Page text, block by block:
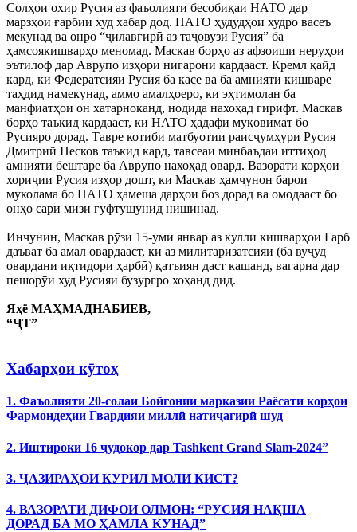
Солҳои охир Русия аз фаъолияти бесобиқаи НАТО дар
марзҳои ғарбии худ хабар дод. НАТО ҳудудҳои худро васеъ
мекунад ва онро “ҷилавгирӣ аз таҷовузи Русия” ба
ҳамсоякишварҳо меномад. Маскав борҳо аз афзоиши неруҳои
эътилоф дар Аврупо изҳори нигаронӣ кардааст. Кремл қайд
кард, ки Федератсияи Русия ба касе ва ба амнияти кишваре
таҳдид намекунад, аммо амалҳоеро, ки эҳтимолан ба
манфиатҳои он хатарноканд, нодида нахоҳад гирифт. Маскав
борҳо таъкид кардааст, ки НАТО ҳадафи муқовимат бо
Русияро дорад. Тавре котиби матбуотии раисҷумҳури Русия
Дмитрий Песков таъкид кард, тавсеаи минбаъдаи иттиҳод
амнияти бештаре ба Аврупо нахоҳад овард. Вазорати корҳои
хориҷии Русия изҳор дошт, ки Маскав ҳамчунон барои
муколама бо НАТО ҳамеша дарҳои боз дорад ва омодааст бо
онҳо сари мизи гуфтушунид нишинад.
Инчунин, Маскав рӯзи 15-уми январ аз кулли кишварҳои Ғарб
даъват ба амал овардааст, ки аз милитаризатсияи (ба вуҷуд
овардани иқтидори ҳарбӣ) қатъиян даст кашанд, вагарна дар
пешорӯи худ Русияи бузургро хоҳанд дид.
Яҳё МАҲМАДНАБИЕВ,
“ҶТ”
Хабарҳои кӯтоҳ
1. Фаъолияти 20-солаи Бойгонии марказии Раёсати корҳои
Фармондеҳии Гвардияи миллӣ натиҷагирӣ шуд
2. Иштироки 16 ҷудокор дар Tashkent Grand Slam-2024”
3. ҶАЗИРАҲОИ КУРИЛ МОЛИ КИСТ?
4. ВАЗОРАТИ ДИФОИ ОЛМОН: “РУСИЯ НАҚША
ДОРАД БА МО ҲАМЛА КУНАД”